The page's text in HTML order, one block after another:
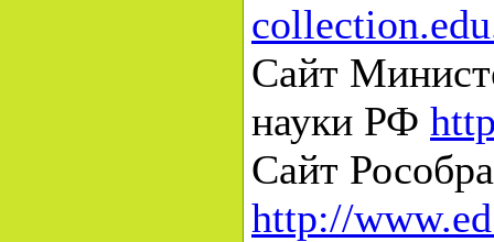
Сайт
науки РФ
Сайт
http://